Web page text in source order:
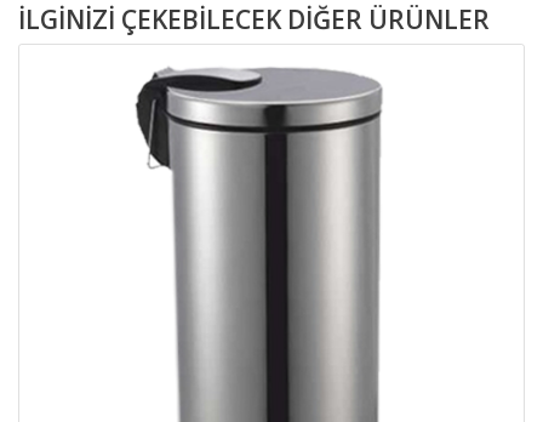
İLGINIZI ÇEKEBILECEK DIĞER ÜRÜNLER